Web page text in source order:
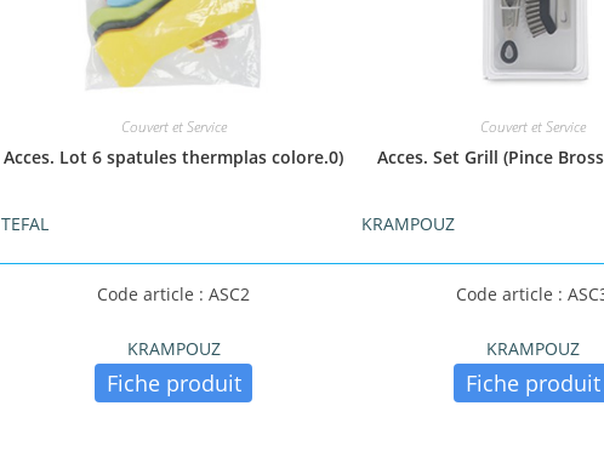
Couvert et Service
Acces. Lot 6 spatules thermplas colore.0)
TEFAL
Couvert et Service
Acces. Set Grill (Pince
KRAMPOUZ
Code article : ASC2
KRAMPOUZ
Fiche produit
Code article :
KRAMPOUZ
Fiche produit